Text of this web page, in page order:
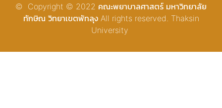
© Copyright © 2022 คณะพยาบาลศาสตร์ มหาวิทยาลัย
ทักษิณ วิทยาเขตพัทลุง All rights reserved. Thaksin
University